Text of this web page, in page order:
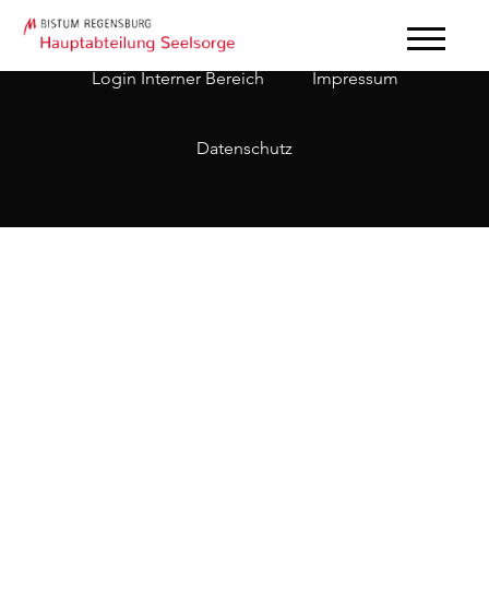
Login Interner Bereich Impressum
Datenschutz